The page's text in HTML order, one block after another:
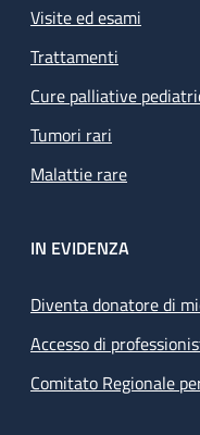
Visite ed esami
Trattamenti
Cure palliative
Tumori rari
Malattie rare
IN EVIDENZA
Diventa donatore di
Accesso di
Comitato Regionale